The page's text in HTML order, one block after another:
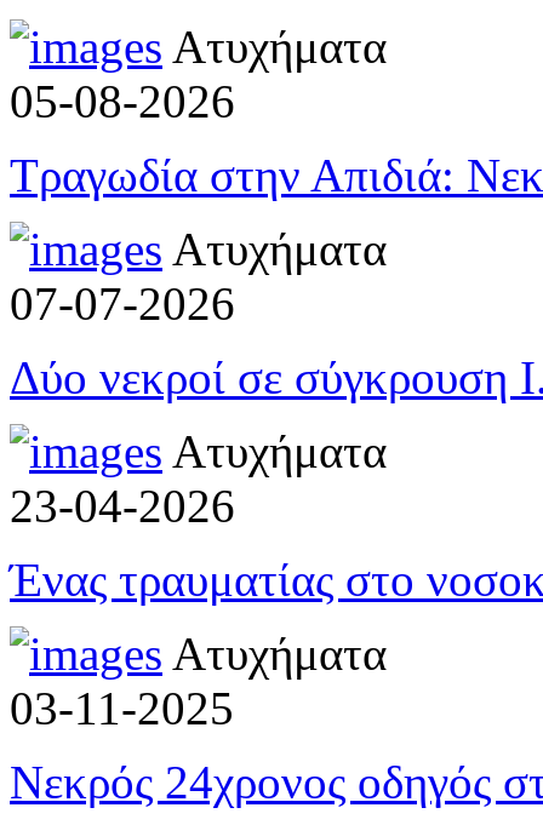
Ατυχήματα
05-08-2026
Τραγωδία στην Απιδιά:
Ατυχήματα
07-07-2026
Δύο νεκροί σε σύγκρουση
Ατυχήματα
23-04-2026
Ένας τραυματίας στο
Ατυχήματα
03-11-2025
Νεκρός 24χρονος οδηγός